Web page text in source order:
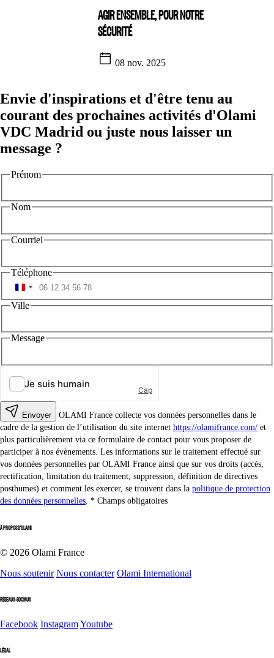
AGIR ENSEMBLE, POUR NOTRE
SÉCURITÉ
08 nov. 2025
Envie d'inspirations et d'être tenu au
courant des prochaines activités d'Olami
VDC Madrid ou juste nous laisser un
message ?
Prénom
Nom
Courriel
Téléphone
Ville
Message
Envoyer
OLAMI France collecte vos données personnelles dans le
cadre de la gestion de l’utilisation du site internet https://olamifrance.com/ et
plus particulièrement via ce formulaire de contact pour vous proposer de
participer à nos évènements. Les informations sur le traitement effectué sur
vos données personnelles par OLAMI France ainsi que sur vos droits (accès,
rectification, limitation du traitement, suppression, définition de directives
posthumes) et comment les exercer, se trouvent dans la politique de protection
des données personnelles. Champs obligatoires
À PROPOS D'OLAMI
© 2026 Olami France
Nous soutenir Nous contacter Olami International
RÉSEAUX-SOCIAUX
Facebook InstagramYoutube
LÉGAL